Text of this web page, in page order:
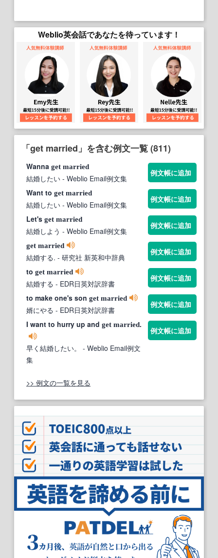
Weblio英会話であなたを待っています！
「get married」を含む例文一覧 (811)
Wanna get married
結婚したい - Weblio Email例文集
例文帳に追加
Want to get married
結婚したい - Weblio Email例文集
例文帳に追加
Let's get married
結婚しよう - Weblio Email例文集
例文帳に追加
get married
結婚する. - 研究社 新英和中辞典
例文帳に追加
to get married
結婚する - EDR日英対訳辞書
例文帳に追加
to make one's son get married
婿にやる - EDR日英対訳辞書
例文帳に追加
I want to hurry up and get married.
早く結婚したい。
- Weblio Email例文
集
例文帳に追加
>> 例文の一覧を見る